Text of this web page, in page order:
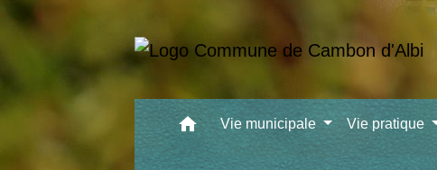
home Vie municipale Vie pratique